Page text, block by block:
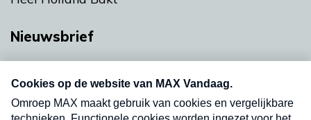
Nieuwsbrief
nieuwsbrief. Elke vrijdag- en dinsdagochtend in
uw mailbox.